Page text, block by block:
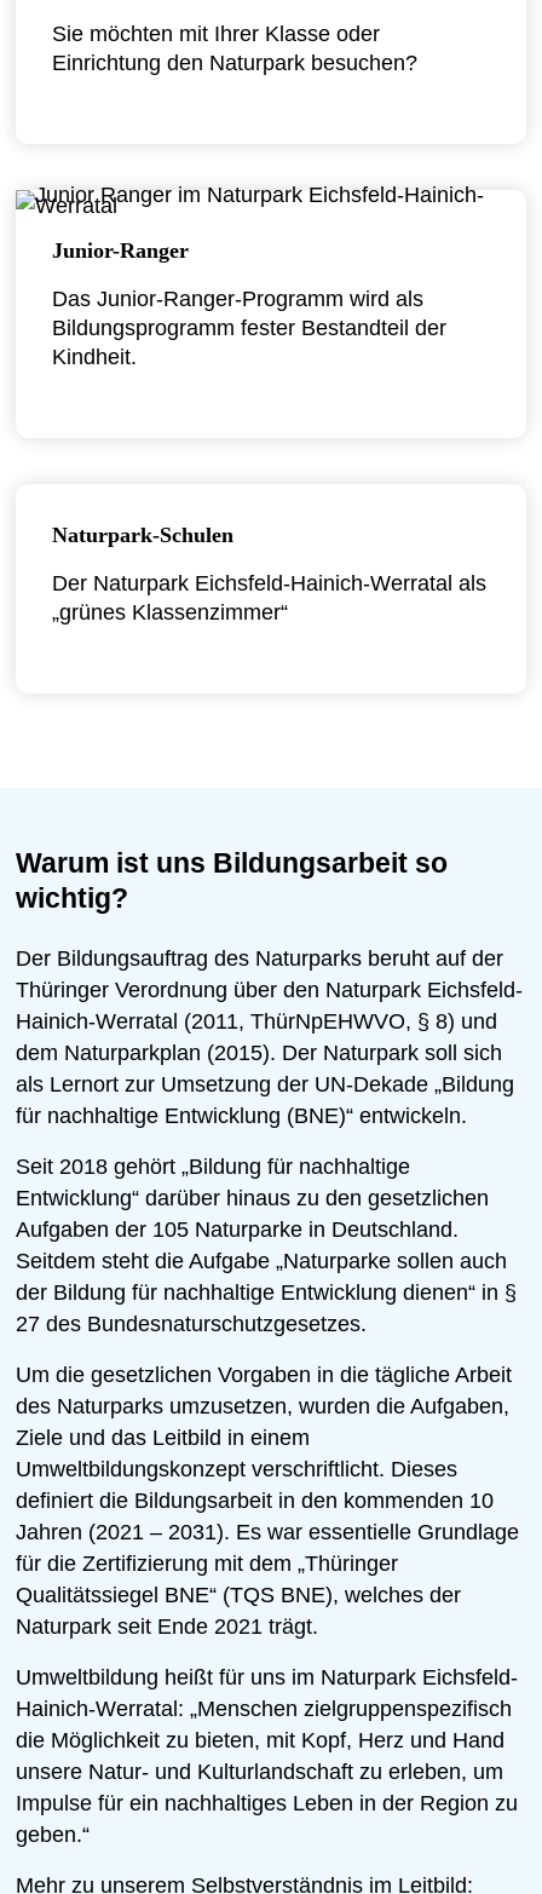
Sie möchten mit Ihrer Klasse oder
Einrichtung den Naturpark besuchen?
Junior-Ranger
Das Junior-Ranger-Programm wird als
Bildungsprogramm fester Bestandteil der
Kindheit.
Naturpark-Schulen
Der Naturpark Eichsfeld-Hainich-Werratal als
„grünes Klassenzimmer“
Warum ist uns Bildungsarbeit so
wichtig?
Der Bildungsauftrag des Naturparks beruht auf der
Thüringer Verordnung über den Naturpark Eichsfeld-
Hainich-Werratal (2011, ThürNpEHWVO, § 8) und
dem Naturparkplan (2015). Der Naturpark soll sich
als Lernort zur Umsetzung der UN-Dekade „Bildung
für nachhaltige Entwicklung (BNE)“ entwickeln.
Seit 2018 gehört „Bildung für nachhaltige
Entwicklung“ darüber hinaus zu den gesetzlichen
Aufgaben der 105 Naturparke in Deutschland.
Seitdem steht die Aufgabe „Naturparke sollen auch
der Bildung für nachhaltige Entwicklung dienen“ in §
27 des Bundesnaturschutzgesetzes.
Um die gesetzlichen Vorgaben in die tägliche Arbeit
des Naturparks umzusetzen, wurden die Aufgaben,
Ziele und das Leitbild in einem
Umweltbildungskonzept verschriftlicht. Dieses
definiert die Bildungsarbeit in den kommenden 10
Jahren (2021 – 2031). Es war essentielle Grundlage
für die Zertifizierung mit dem „Thüringer
Qualitätssiegel BNE“ (TQS BNE), welches der
Naturpark seit Ende 2021 trägt.
Umweltbildung heißt für uns im Naturpark Eichsfeld-
Hainich-Werratal: „Menschen zielgruppenspezifisch
die Möglichkeit zu bieten, mit Kopf, Herz und Hand
unsere Natur- und Kulturlandschaft zu erleben, um
Impulse für ein nachhaltiges Leben in der Region zu
geben.“
Mehr zu unserem Selbstverständnis im Leitbild: